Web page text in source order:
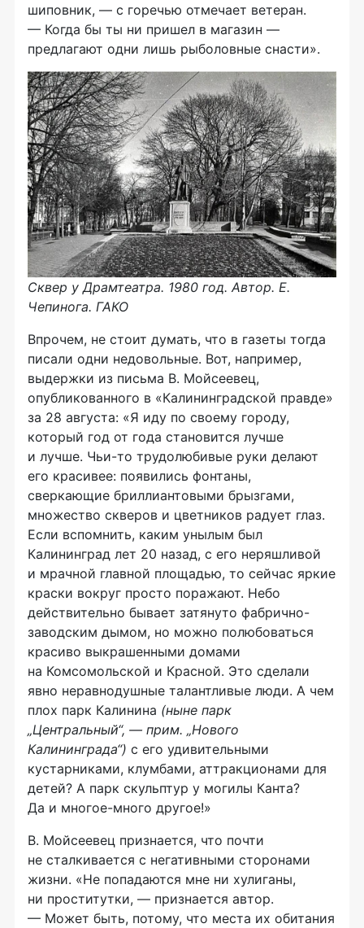
шиповник, — с горечью отмечает ветеран.
— Когда бы ты ни пришел в магазин —
предлагают одни лишь рыболовные снасти».
Сквер у Драмтеатра. 1980 год. Автор. Е.
Чепинога. ГАКО
Впрочем, не стоит думать, что в газеты тогда
писали одни недовольные. Вот, например,
выдержки из письма В. Мойсеевец,
опубликованного в «Калининградской правде»
за 28 августа: «Я иду по своему городу,
который год от года становится лучше
и лучше. Чьи-то трудолюбивые руки делают
его красивее: появились фонтаны,
сверкающие бриллиантовыми брызгами,
множество скверов и цветников радует глаз.
Если вспомнить, каким унылым был
Калининград лет 20 назад, с его неряшливой
и мрачной главной площадью, то сейчас яркие
краски вокруг просто поражают. Небо
действительно бывает затянуто фабрично-
заводским дымом, но можно полюбоваться
красиво выкрашенными домами
на Комсомольской и Красной. Это сделали
явно неравнодушные талантливые люди. А чем
плох парк Калинина (ныне парк
„Центральный“, — прим. „Нового
Калининграда“) с его удивительными
кустарниками, клумбами, аттракционами для
детей? А парк скульптур у могилы Канта?
Да и многое-много другое!»
В. Мойсеевец признается, что почти
не сталкивается с негативными сторонами
жизни. «Не попадаются мне ни хулиганы,
ни проститутки, — признается автор.
— Может быть, потому, что места их обитания